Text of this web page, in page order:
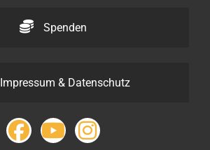
Spenden
Impressum & Datenschutz